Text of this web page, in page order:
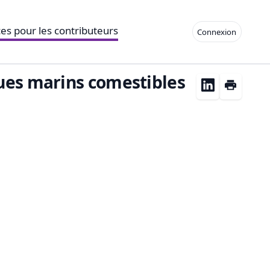
Connexion
pour les contributeurs
marins comestibles